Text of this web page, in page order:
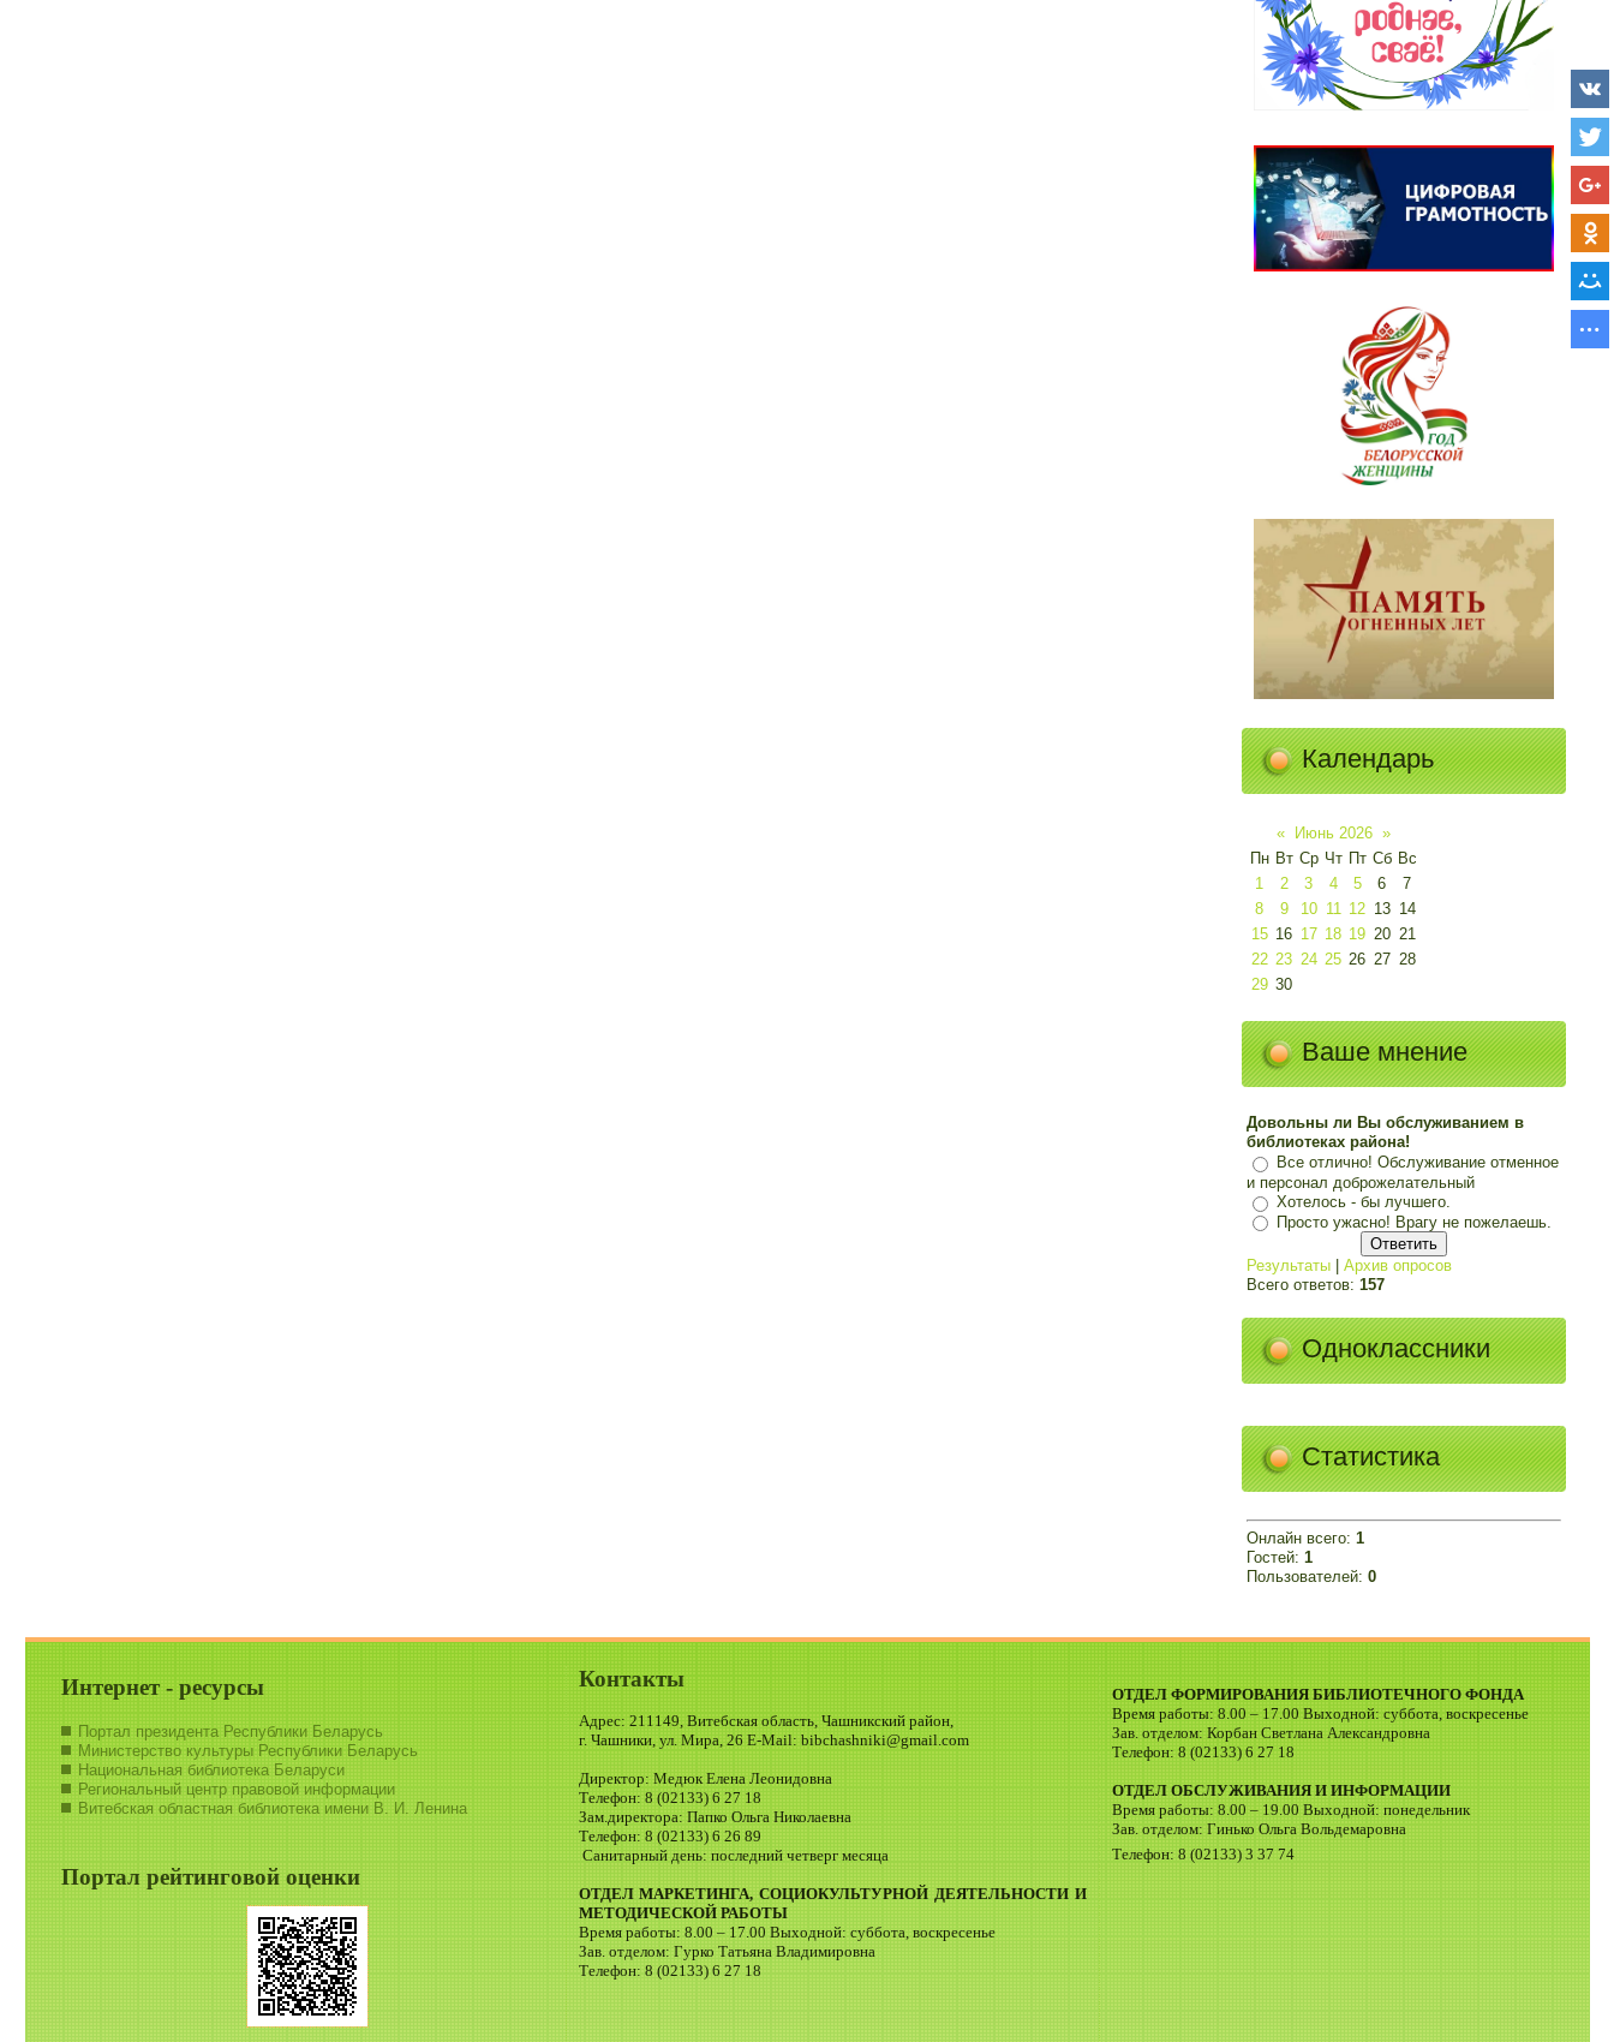
Календарь
« Июнь 2026 »
Пн Вт Ср Чт Пт Сб Вс
1
2 3 4 5 6
7
8
9 10 11 12 13 14
15 16 17 18 19 20 21
22 23 24 25 26 27 28
29 30
Ваше мнение
Довольны ли Вы обслуживанием в
библиотеках района!
Все отлично! Обслуживание отменное
и персонал доброжелательный
Хотелось - бы лучшего.
Просто ужасно! Врагу не пожелаешь.
Результаты| Архив опросов
Всего ответов: 157
Одноклассники
Статистика
Онлайн всего: 1
Гостей: 1
Пользователей: 0
Интернет - ресурсы
Портал президента Республики Беларусь
Министерство культуры Республики Беларусь
Национальная библиотека Беларуси
Региональный центр правовой информации
Витебская областная библиотека имени В. И. Ленина
Портал рейтинговой оценки
Контакты
Адрес: 211149, Витебская область, Чашникский район,
г. Чашники, ул. Мира, 26 E-Mail: bibchashniki@gmail.com
Директор: Медюк Елена Леонидовна
Телефон: 8 (02133) 6 27 18
Зам.директора: Папко Ольга Николаевна
Телефон: 8 (02133) 6 26 89
Санитарный день: последний четверг месяца
ОТДЕЛ МАРКЕТИНГА, СОЦИОКУЛЬТУРНОЙ ДЕЯТЕЛЬНОСТИ И
МЕТОДИЧЕСКОЙ РАБОТЫ
Время работы: 8.00 – 17.00 Выходной: суббота, воскресенье
Зав. отделом: Гурко Татьяна Владимировна
Телефон: 8 (02133) 6 27 18
ОТДЕЛ ФОРМИРОВАНИЯ БИБЛИОТЕЧНОГО ФОНДА
Время работы: 8.00 – 17.00 Выходной: суббота, воскресенье
Зав. отделом: Корбан Светлана Александровна
Телефон: 8 (02133) 6 27 18
ОТДЕЛ ОБСЛУЖИВАНИЯ И ИНФОРМАЦИИ
Время работы: 8.00 – 19.00 Выходной: понедельник
Зав. отделом: Гинько Ольга Вольдемаровна
Телефон: 8 (02133) 3 37 74